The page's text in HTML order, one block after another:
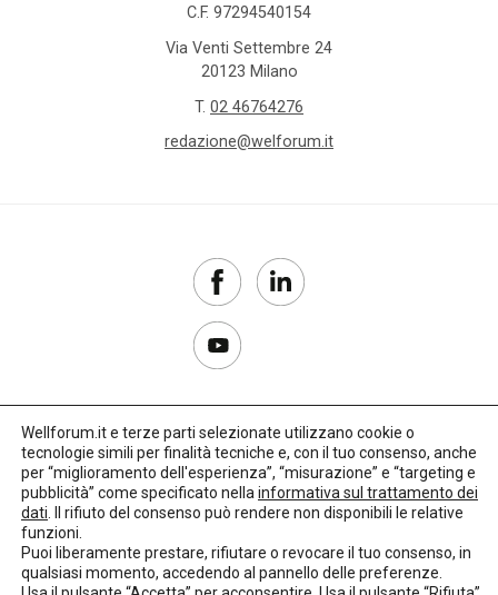
C.F. 97294540154
Via Venti Settembre 24
20123 Milano
T. 02 46764276
redazione@welforum.it
Copyright 2017–2026
Privacy Policy
Credits: LO Studio
Wellforum.it e terze parti selezionate utilizzano cookie o
tecnologie simili per finalità tecniche e, con il tuo consenso, anche
per “miglioramento dell'esperienza”, “misurazione” e “targeting e
pubblicità” come specificato nella informativa sul trattamento dei
dati . Il rifiuto del consenso può rendere non disponibili le relative
funzioni.
Puoi liberamente prestare, rifiutare o revocare il tuo consenso, in
qualsiasi momento, accedendo al pannello delle preferenze.